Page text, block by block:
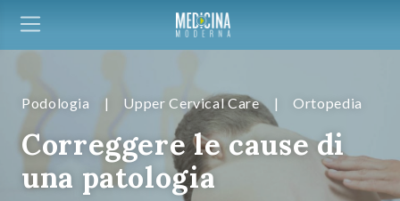
Podologia | Upper Cervical Care | Ortopedia
Correggere le cause di
una patologia